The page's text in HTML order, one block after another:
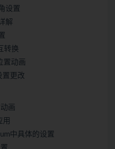
设置
解
转换
置动画
置更改
画
用
中具体的设置